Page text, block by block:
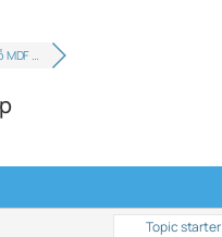
…
Topic starter